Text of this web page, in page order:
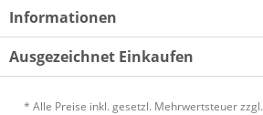
Informationen
Ausgezeichnet Einkaufen
* Alle Preise inkl. gesetzl. Mehrwertsteuer zzgl.